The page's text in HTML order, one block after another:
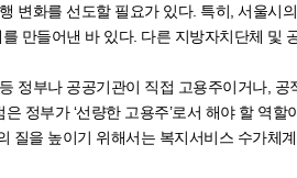
변화를 선도할 필요가 있다. 특히, 서울시
만들어낸 바 있다. 다른 지방자치단체 및
정부나 공공기관이 직접 고용주이거나, 공
정부가 ‘선량한 고용주’로서 해야 할 역할
질을 높이기 위해서는 복지서비스 수가체